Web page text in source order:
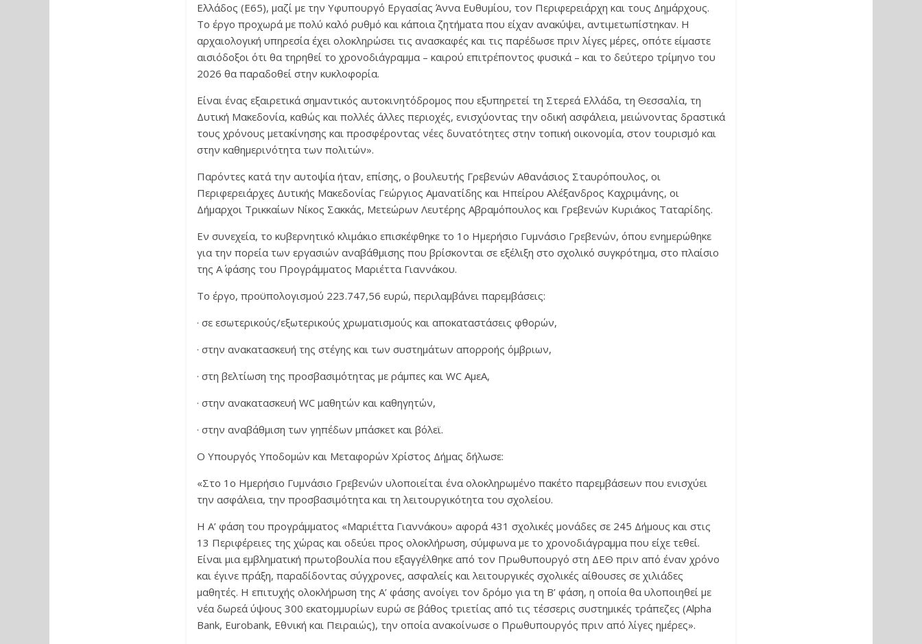
Ελλάδος (Ε65), μαζί με την Υφυπουργό Εργασίας Άννα Ευθυμίου, τον Περιφερειάρχη και τους Δημάρχους.
Το έργο προχωρά με πολύ καλό ρυθμό και κάποια ζητήματα που είχαν ανακύψει, αντιμετωπίστηκαν. Η
αρχαιολογική υπηρεσία έχει ολοκληρώσει τις ανασκαφές και τις παρέδωσε πριν λίγες μέρες, οπότε είμαστε
αισιόδοξοι ότι θα τηρηθεί το χρονοδιάγραμμα – καιρού επιτρέποντος φυσικά – και το δεύτερο τρίμηνο του
2026 θα παραδοθεί στην κυκλοφορία.
Είναι ένας εξαιρετικά σημαντικός αυτοκινητόδρομος που εξυπηρετεί τη Στερεά Ελλάδα, τη Θεσσαλία, τη
Δυτική Μακεδονία, καθώς και πολλές άλλες περιοχές, ενισχύοντας την οδική ασφάλεια, μειώνοντας δραστικά
τους χρόνους μετακίνησης και προσφέροντας νέες δυνατότητες στην τοπική οικονομία, στον τουρισμό και
στην καθημερινότητα των πολιτών».
Παρόντες κατά την αυτοψία ήταν, επίσης, ο βουλευτής Γρεβενών Αθανάσιος Σταυρόπουλος, οι
Περιφερειάρχες Δυτικής Μακεδονίας Γεώργιος Αμανατίδης και Ηπείρου Αλέξανδρος Καχριμάνης, οι
Δήμαρχοι Τρικκαίων Νίκος Σακκάς, Μετεώρων Λευτέρης Αβραμόπουλος και Γρεβενών Κυριάκος Ταταρίδης.
Εν συνεχεία, το κυβερνητικό κλιμάκιο επισκέφθηκε το 1ο Ημερήσιο Γυμνάσιο Γρεβενών, όπου ενημερώθηκε
για την πορεία των εργασιών αναβάθμισης που βρίσκονται σε εξέλιξη στο σχολικό συγκρότημα, στο πλαίσιο
της Α΄ φάσης του Προγράμματος Μαριέττα Γιαννάκου.
Το έργο, προϋπολογισμού 223.747,56 ευρώ, περιλαμβάνει παρεμβάσεις:
· σε εσωτερικούς/εξωτερικούς χρωματισμούς και αποκαταστάσεις φθορών,
· στην ανακατασκευή της στέγης και των συστημάτων απορροής όμβριων,
· στη βελτίωση της προσβασιμότητας με ράμπες και WC ΑμεΑ,
· στην ανακατασκευή WC μαθητών και καθηγητών,
· στην αναβάθμιση των γηπέδων μπάσκετ και βόλεϊ.
Ο Υπουργός Υποδομών και Μεταφορών Χρίστος Δήμας δήλωσε:
«Στο 1ο Ημερήσιο Γυμνάσιο Γρεβενών υλοποιείται ένα ολοκληρωμένο πακέτο παρεμβάσεων που ενισχύει
την ασφάλεια, την προσβασιμότητα και τη λειτουργικότητα του σχολείου.
Η Α’ φάση του προγράμματος «Μαριέττα Γιαννάκου» αφορά 431 σχολικές μονάδες σε 245 Δήμους και στις
13 Περιφέρειες της χώρας και οδεύει προς ολοκλήρωση, σύμφωνα με το χρονοδιάγραμμα που είχε τεθεί.
Είναι μια εμβληματική πρωτοβουλία που εξαγγέλθηκε από τον Πρωθυπουργό στη ΔΕΘ πριν από έναν χρόνο
και έγινε πράξη, παραδίδοντας σύγχρονες, ασφαλείς και λειτουργικές σχολικές αίθουσες σε χιλιάδες
μαθητές. Η επιτυχής ολοκλήρωση της Α’ φάσης ανοίγει τον δρόμο για τη Β’ φάση, η οποία θα υλοποιηθεί με
νέα δωρεά ύψους 300 εκατομμυρίων ευρώ σε βάθος τριετίας από τις τέσσερις συστημικές τράπεζες (Alpha
Bank, Eurobank, Εθνική και Πειραιώς), την οποία ανακοίνωσε ο Πρωθυπουργός πριν από λίγες ημέρες».